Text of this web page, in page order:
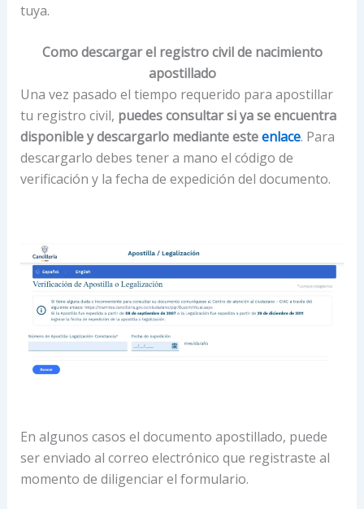
tuya.
Como descargar el registro civil de nacimiento
apostillado
Una vez pasado el tiempo requerido para apostillar
tu registro civil, puedes consultar si ya se encuentra
disponible y descargarlo mediante esteenlace. Para
descargarlo debes tener a mano el código de
verificación y la fecha de expedición del documento.
En algunos casos el documento apostillado, puede
ser enviado al correo electrónico que registraste al
momento de diligenciar el formulario.